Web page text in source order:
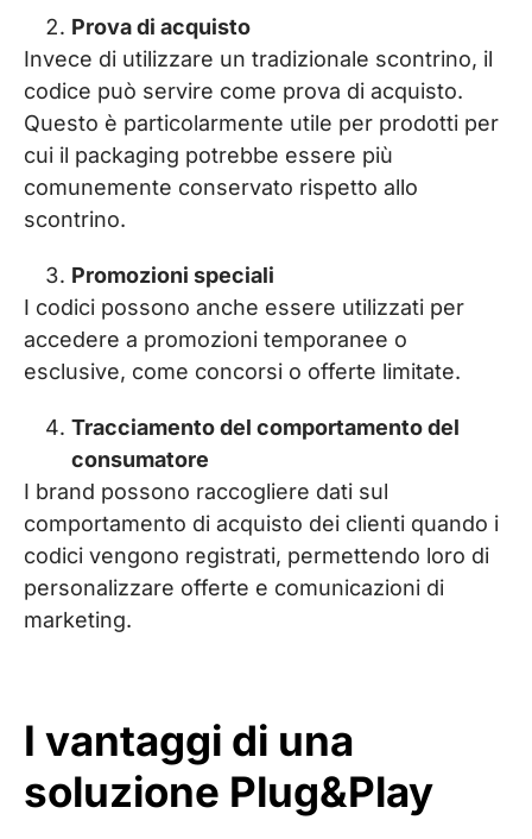
Prova di acquisto
Invece di utilizzare un tradizionale scontrino, il
codice può servire come prova di acquisto.
Questo è particolarmente utile per prodotti per
cui il packaging potrebbe essere più
comunemente conservato rispetto allo
scontrino.
Promozioni speciali
I codici possono anche essere utilizzati per
accedere a promozioni temporanee o
esclusive, come concorsi o offerte limitate.
Tracciamento del comportamento del
consumatore
I brand possono raccogliere dati sul
comportamento di acquisto dei clienti quando i
codici vengono registrati, permettendo loro di
personalizzare offerte e comunicazioni di
marketing.
I vantaggi di una
soluzione Plug&Play